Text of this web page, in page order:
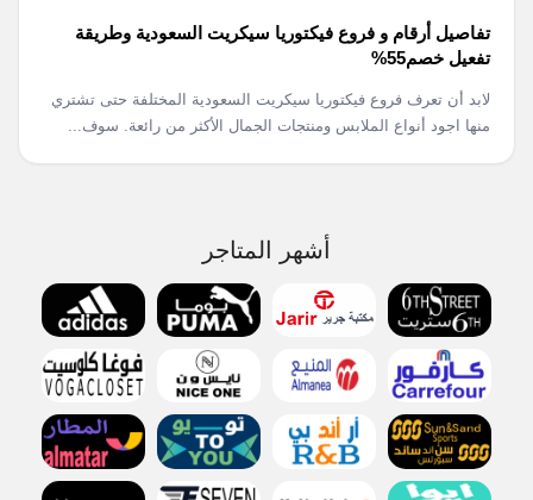
تفاصيل أرقام و فروع فيكتوريا سيكريت السعودية وطريقة
تفعيل خصم55%
لابد أن تعرف فروع فيكتوريا سيكريت السعودية المختلفة حتى تشتري
منها اجود أنواع الملابس ومنتجات الجمال الأكثر من رائعة. سوف...
أشهر المتاجر